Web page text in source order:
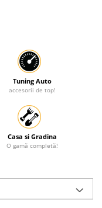
Tuning Auto
accesorii de top!
Casa si Gradina
O gamă completă!